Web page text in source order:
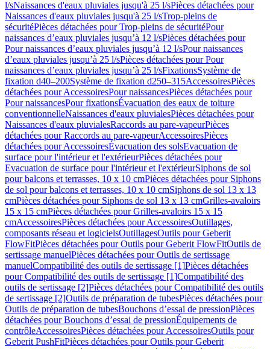
l/sNaissances d'eaux pluviales jusqu'à 25 l/sPièces détachées pour
Naissances d'eaux pluviales jusqu'à 25 l/sTrop-pleins de
sécuritéPièces détachées pour Trop-pleins de sécuritéPour
naissances d’eaux pluviales jusqu’à 12 l/sPièces détachées pour
Pour naissances d’eaux pluviales jusqu’à 12 l/sPour naissances
d’eaux pluviales jusqu’à 25 l/sPièces détachées pour Pour
naissances d’eaux pluviales jusqu’à 25 l/sFixationsSystème de
fixation d40–200Système de fixation d250–315AccessoiresPièces
détachées pour AccessoiresPour naissancesPièces détachées pour
Pour naissancesPour fixationsÉvacuation des eaux de toiture
conventionnelleNaissances d'eaux pluvialesPièces détachées pour
Naissances d'eaux pluvialesRaccords au pare-vapeurPièces
détachées pour Raccords au pare-vapeurAccessoiresPièces
détachées pour AccessoiresÉvacuation des solsEvacuation de
surface pour l'intérieur et l'extérieurPièces détachées pour
Evacuation de surface pour l'intérieur et l'extérieurSiphons de sol
pour balcons et terrasses, 10 x 10 cmPièces détachées pour Siphons
de sol pour balcons et terrasses, 10 x 10 cmSiphons de sol 13 x 13
cmPièces détachées pour Siphons de sol 13 x 13 cmGrilles-avaloirs
15 x 15 cmPièces détachées pour Grilles-avaloirs 15 x 15
cmAccessoiresPièces détachées pour AccessoiresOutillages,
composants réseau et logicielsOutillagesOutils pour Geberit
FlowFitPièces détachées pour Outils pour Geberit FlowFitOutils de
sertissage manuelPièces détachées pour Outils de sertissage
manuelCompatibilité des outils de sertissage [1]Pièces détachées
pour Compatibilité des outils de sertissage [1]Compatibilité des
outils de sertissage [2]Pièces détachées pour Compatibilité des outils
de sertissage [2]Outils de préparation de tubesPièces détachées pour
Outils de préparation de tubesBouchons d’essai de pressionPièces
détachées pour Bouchons d’essai de pressionÉquipements de
contrôleAccessoiresPièces détachées pour AccessoiresOutils pour
Geberit PushFitPièces détachées pour Outils pour Geberit